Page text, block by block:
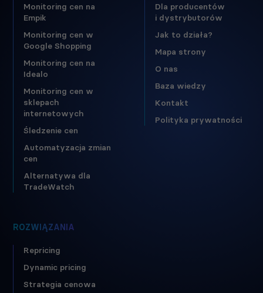
Monitoring cen na
Empik
Monitoring cen w
Google Shopping
Monitoring cen na
Idealo
Monitoring cen w
sklepach
internetowych
Śledzenie cen
Automatyzacja zmian
cen
Alternatywa dla
TradeWatch
Dla producentów
i dystrybutorów
Jak to działa?
Mapa strony
O nas
Baza wiedzy
Kontakt
Polityka prywatności
ROZWIĄZANIA
Repricing
Dynamic pricing
Strategia cenowa